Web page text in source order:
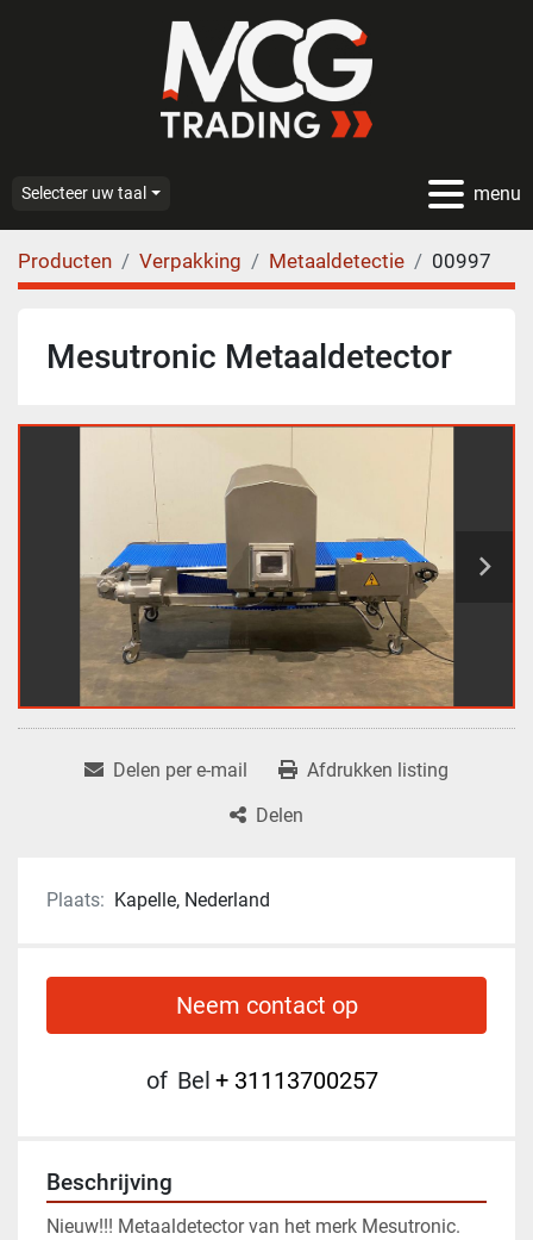
menu
Selecteer uw taal
Producten Verpakking Metaaldetectie 00997
Mesutronic Metaaldetector
Delen per e-mail
Afdrukken listing
Delen
Plaats: Kapelle, Nederland
Neem contact op
of Bel + 31113700257
Beschrijving
Nieuw!!! Metaaldetector van het merk Mesutronic.